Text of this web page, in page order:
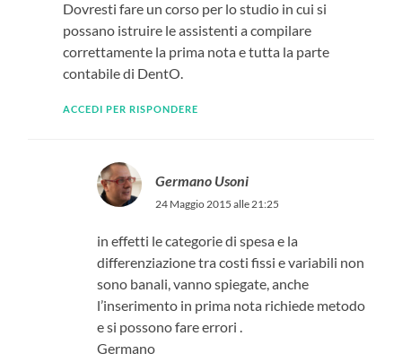
Dovresti fare un corso per lo studio in cui si
possano istruire le assistenti a compilare
correttamente la prima nota e tutta la parte
contabile di DentO.
ACCEDI PER RISPONDERE
Germano Usoni
24 Maggio 2015 alle 21:25
in effetti le categorie di spesa e la
differenziazione tra costi fissi e variabili non
sono banali, vanno spiegate, anche
l’inserimento in prima nota richiede metodo
e si possono fare errori .
Germano